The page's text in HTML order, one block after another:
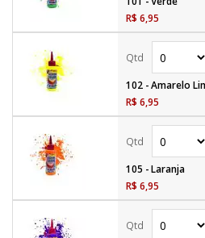
R$ 6,95
102 - Amarelo
R$ 6,95
105 - Laranja
R$ 6,95